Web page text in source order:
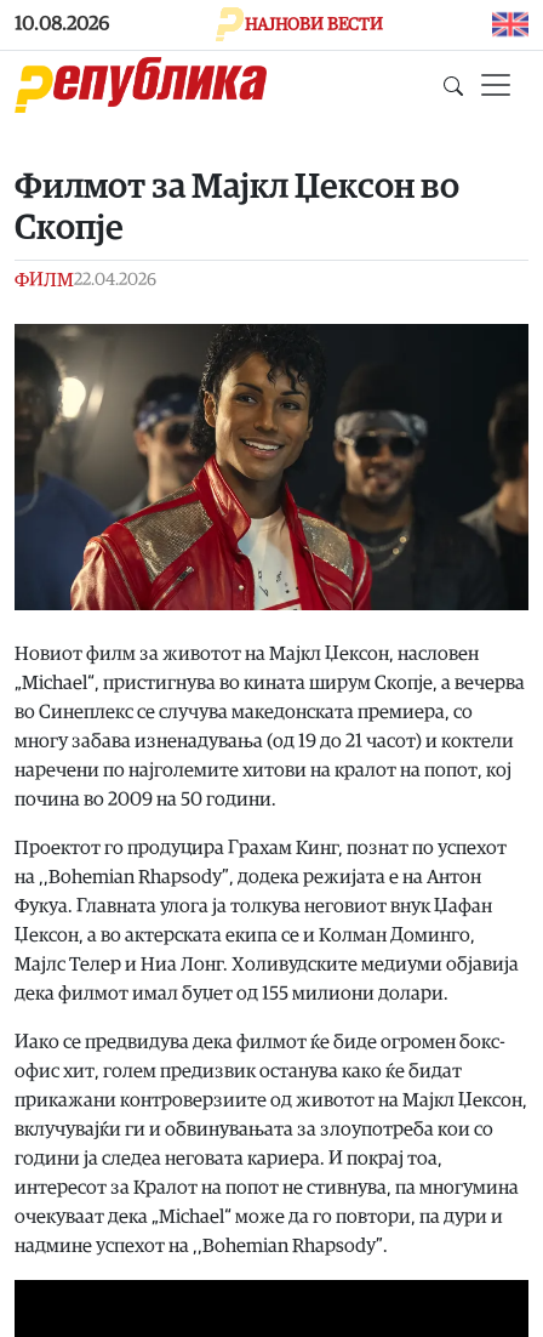
Skip to main content
10.08.2026 НАЈНОВИ ВЕСТИ
Филмот за Мајкл Џексон во
Скопје
ФИЛМ22.04.2026
Новиот филм за животот на Мајкл Џексон, насловен
„Michael“, пристигнува во кината ширум Скопје, а вечерва
во Синеплекс се случува македонската премиера, со
многу забава изненадувања (од 19 до 21 часот) и коктели
наречени по најголемите хитови на кралот на попот, кој
почина во 2009 на 50 години.
Проектот го продуцира Грахам Кинг, познат по успехот
на ,,Bohemian Rhapsody”, додека режијата е на Антон
Фукуа. Главната улога ја толкува неговиот внук Џафан
Џексон, а во актерската екипа се и Колман Доминго,
Мајлс Телер и Ниа Лонг. Холивудските медиуми објавија
дека филмот имал буџет од 155 милиони долари.
Иако се предвидува дека филмот ќе биде огромен бокс-
офис хит, голем предизвик останува како ќе бидат
прикажани контроверзиите од животот на Мајкл Џексон,
вклучувајќи ги и обвинувањата за злоупотреба кои со
години ја следеа неговата кариера. И покрај тоа,
интересот за Кралот на попот не стивнува, па многумина
очекуваат дека „Michael“ може да го повтори, па дури и
надмине успехот на ,,Bohemian Rhapsody”.